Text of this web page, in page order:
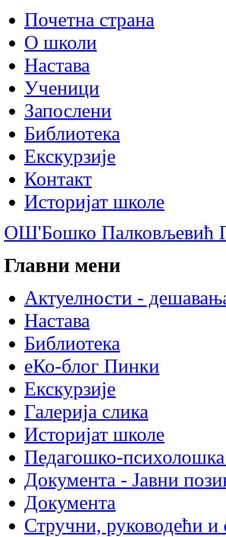
Почетна страна
О школи
Настава
Ученици
Запослени
Библиотека
Екскурзије
Контакт
Историјат школе
ОШ'Бошко Палковљевић
Главни мени
Актуелности -
Настава
Библиотека
еКо-блог Пинки
Екскурзије
Галерија слика
Историјат школе
Педагошко-психолошка
Документа - Јавни
Документа
Стручни, руководећи и